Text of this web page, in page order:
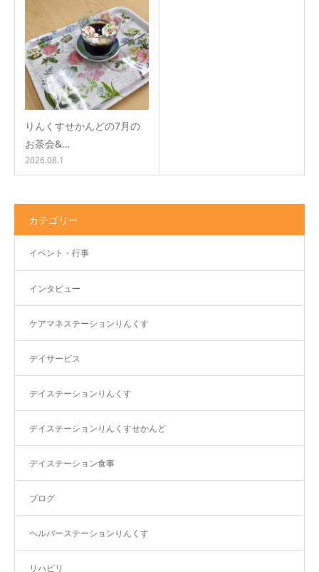
りんくすせかんどの7月の
お茶会&…
2026.08.1
カテゴリー
イベント・行事
インタビュー
ケアマネステーションりんくす
デイサービス
デイステーションりんくす
デイステーションりんくすせかんど
デイステーション食事
ブログ
ヘルパーステーションりんくす
リハビリ